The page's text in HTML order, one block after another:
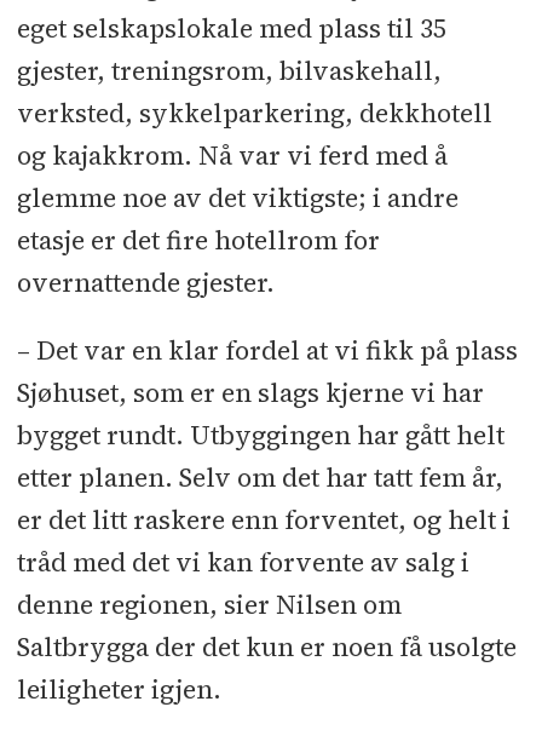
eget selskapslokale med plass til 35
gjester, treningsrom, bilvaskehall,
verksted, sykkelparkering, dekkhotell
og kajakkrom. Nå var vi ferd med å
glemme noe av det viktigste; i andre
etasje er det fire hotellrom for
overnattende gjester.
– Det var en klar fordel at vi fikk på plass
Sjøhuset, som er en slags kjerne vi har
bygget rundt. Utbyggingen har gått helt
etter planen. Selv om det har tatt fem år,
er det litt raskere enn forventet, og helt i
tråd med det vi kan forvente av salg i
denne regionen, sier Nilsen om
Saltbrygga der det kun er noen få usolgte
leiligheter igjen.